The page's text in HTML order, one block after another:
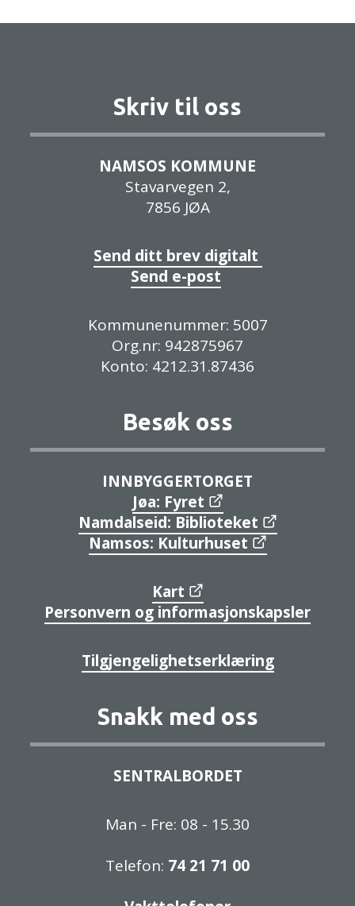
Skriv til oss
NAMSOS KOMMUNE
Stavarvegen 2,
7856 JØA
Send ditt brev digitalt
Send e-post
Kommunenummer: 5007
Org.nr: 942875967
Konto: 4212.31.87436
Besøk oss
INNBYGGERTORGET
Jøa: Fyret
Namdalseid: Biblioteket
Namsos: Kulturhuset
Kart
Personvern og informasjonskapsler
Tilgjengelighetserklæring
Snakk med oss
SENTRALBORDET
Man - Fre: 08 - 15.30
Telefon: 74 21 71 00